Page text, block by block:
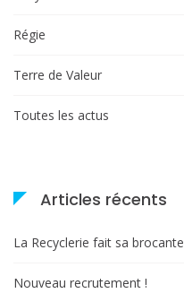
Régie
Terre de Valeur
Toutes les actus
Articles récents
La Recyclerie fait sa brocante
Nouveau recrutement !